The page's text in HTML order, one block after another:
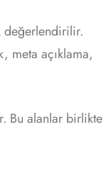
değerlendirilir.
meta açıklama,
Bu alanlar birlikte